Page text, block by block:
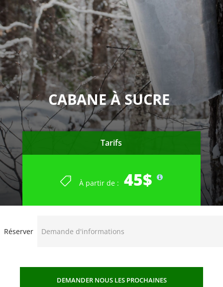
CABANE À SUCRE
Tarifs
À partir de : 45$
Réserver Demande d'informations
DEMANDER NOUS LES PROCHAINES